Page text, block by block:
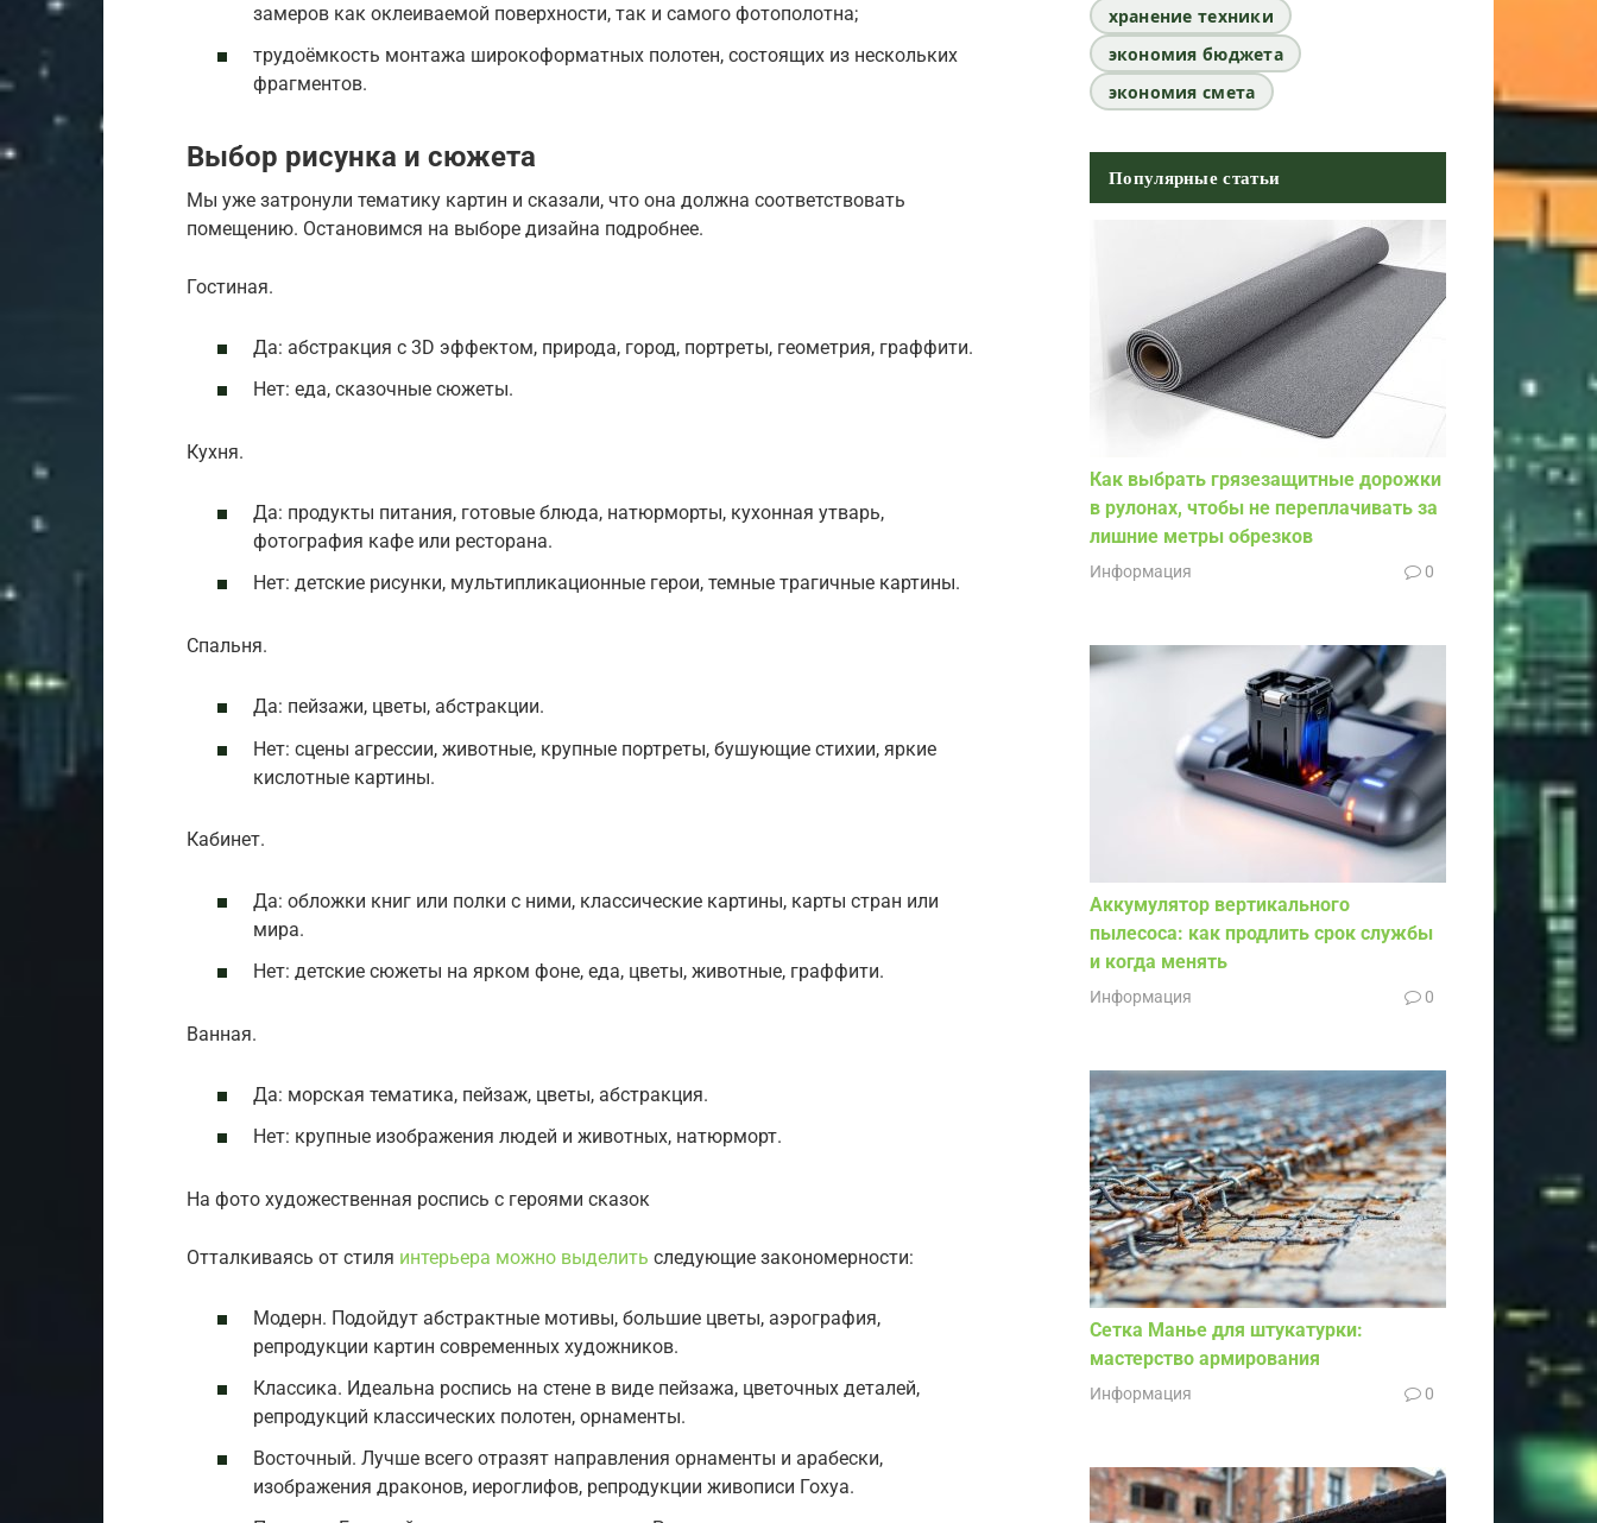
замеров как оклеиваемой поверхности, так и самого фотополотна;
трудоёмкость монтажа широкоформатных полотен, состоящих из нескольких
фрагментов.
Выбор рисунка и сюжета
Мы уже затронули тематику картин и сказали, что она должна соответствовать
помещению. Остановимся на выборе дизайна подробнее.
Гостиная.
Да: абстракция с 3D эффектом, природа, город, портреты, геометрия, граффити.
Нет: еда, сказочные сюжеты.
Кухня.
Да: продукты питания, готовые блюда, натюрморты, кухонная утварь,
фотография кафе или ресторана.
Нет: детские рисунки, мультипликационные герои, темные трагичные картины.
Спальня.
Да: пейзажи, цветы, абстракции.
Нет: сцены агрессии, животные, крупные портреты, бушующие стихии, яркие
кислотные картины.
Кабинет.
Да: обложки книг или полки с ними, классические картины, карты стран или
мира.
Нет: детские сюжеты на ярком фоне, еда, цветы, животные, граффити.
Ванная.
Да: морская тематика, пейзаж, цветы, абстракция.
Нет: крупные изображения людей и животных, натюрморт.
На фото художественная роспись с героями сказок
Отталкиваясь от стиля интерьера можно выделить следующие закономерности:
Модерн. Подойдут абстрактные мотивы, большие цветы, аэрография,
репродукции картин современных художников.
Классика. Идеальна роспись на стене в виде пейзажа, цветочных деталей,
репродукций классических полотен, орнаменты.
Восточный. Лучше всего отразят направления орнаменты и арабески,
изображения драконов, иероглифов, репродукции живописи Гохуа.
хранение техники
экономия бюджета
экономия смета
Популярные статьи
Как выбрать грязезащитные дорожки
в рулонах, чтобы не переплачивать за
лишние метры обрезков
Информация 0
Аккумулятор вертикального
пылесоса: как продлить срок службы
и когда менять
Информация 0
Сетка Манье для штукатурки:
мастерство армирования
Информация 0